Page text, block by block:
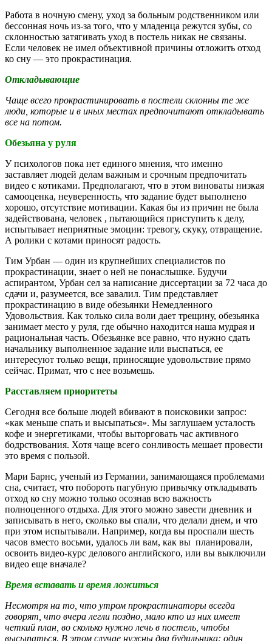
Работа в ночную смену, уход за больным родственником или
бессонная ночь из-за того, что у младенца режутся зубы, со
склонностью затягивать уход в постель никак не связаны.
Если человек не имел объективной причины отложить отход
ко сну — это прокрастинация.
Откладывающие
Чаще всего прокрастинировать в постели склонны те же
люди, которые и в иных местах предпочитают откладывать
все на потом.
Обезьяна у руля
У психологов пока нет единого мнения, что именно
заставляет людей делам важным и срочным предпочитать
видео с котиками. Предполагают, что в этом виноваты низкая
самооценка, неуверенность, что задание будет выполнено
хорошо, отсутствие мотивации. Какая бы из причин не была
задействована, человек , пытающийся приступить к делу,
испытывает неприятные эмоции: тревогу, скуку, отвращение.
А ролики с котами приносят радость.
Тим Урбан — один из крупнейших специалистов по
прокрастинации, знает о ней не понаслышке. Будучи
аспирантом, Урбан сел за написание диссертации за 72 часа до
сдачи и, разумеется, все завалил. Тим представляет
прокрастинацию в виде обезьянки Немедленного
Удовольствия. Как только сила воли дает трещину, обезьянка
занимает место у руля, где обычно находится наша мудрая и
рациональная часть. Обезьянке все равно, что нужно сдать
начальнику выполненное задание или выспаться, ее
интересуют только вещи, приносящие удовольствие прямо
сейчас. Примат, что с нее возьмешь.
Расставляем приоритеты
Сегодня все больше людей вбивают в поисковики запрос:
«как меньше спать и высыпаться». Мы заглушаем усталость
кофе и энергетиками, чтобы выторговать час активного
бодрствования. Хотя чаще всего сонливость мешает провести
это время с пользой.
Мари Барнс, ученый из Германии, занимающаяся проблемами
сна, считает, что побороть пагубную привычку откладывать
отход ко сну можно только осознав всю важность
полноценного отдыха. Для этого можно завести дневник и
записывать в него, сколько вы спали, что делали днем, и что
при этом испытывали. Например, когда вы проспали шесть
часов вместо восьми, удалось ли вам, как вы планировали,
освоить видео-курс делового английского, или вы выключили
видео еще вначале?
Время вставать и время ложиться
Несмотря на то, что утром прокрастинаторы всегда
говорят, что вчера легли поздно, мало кто из них имеет
четкий план, во сколько нужно лечь в постель, чтобы
высыпаться. В этом случае нужны два будильника: один